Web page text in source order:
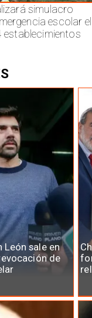
simulacro
escolar
establecimientos
León sale en
de